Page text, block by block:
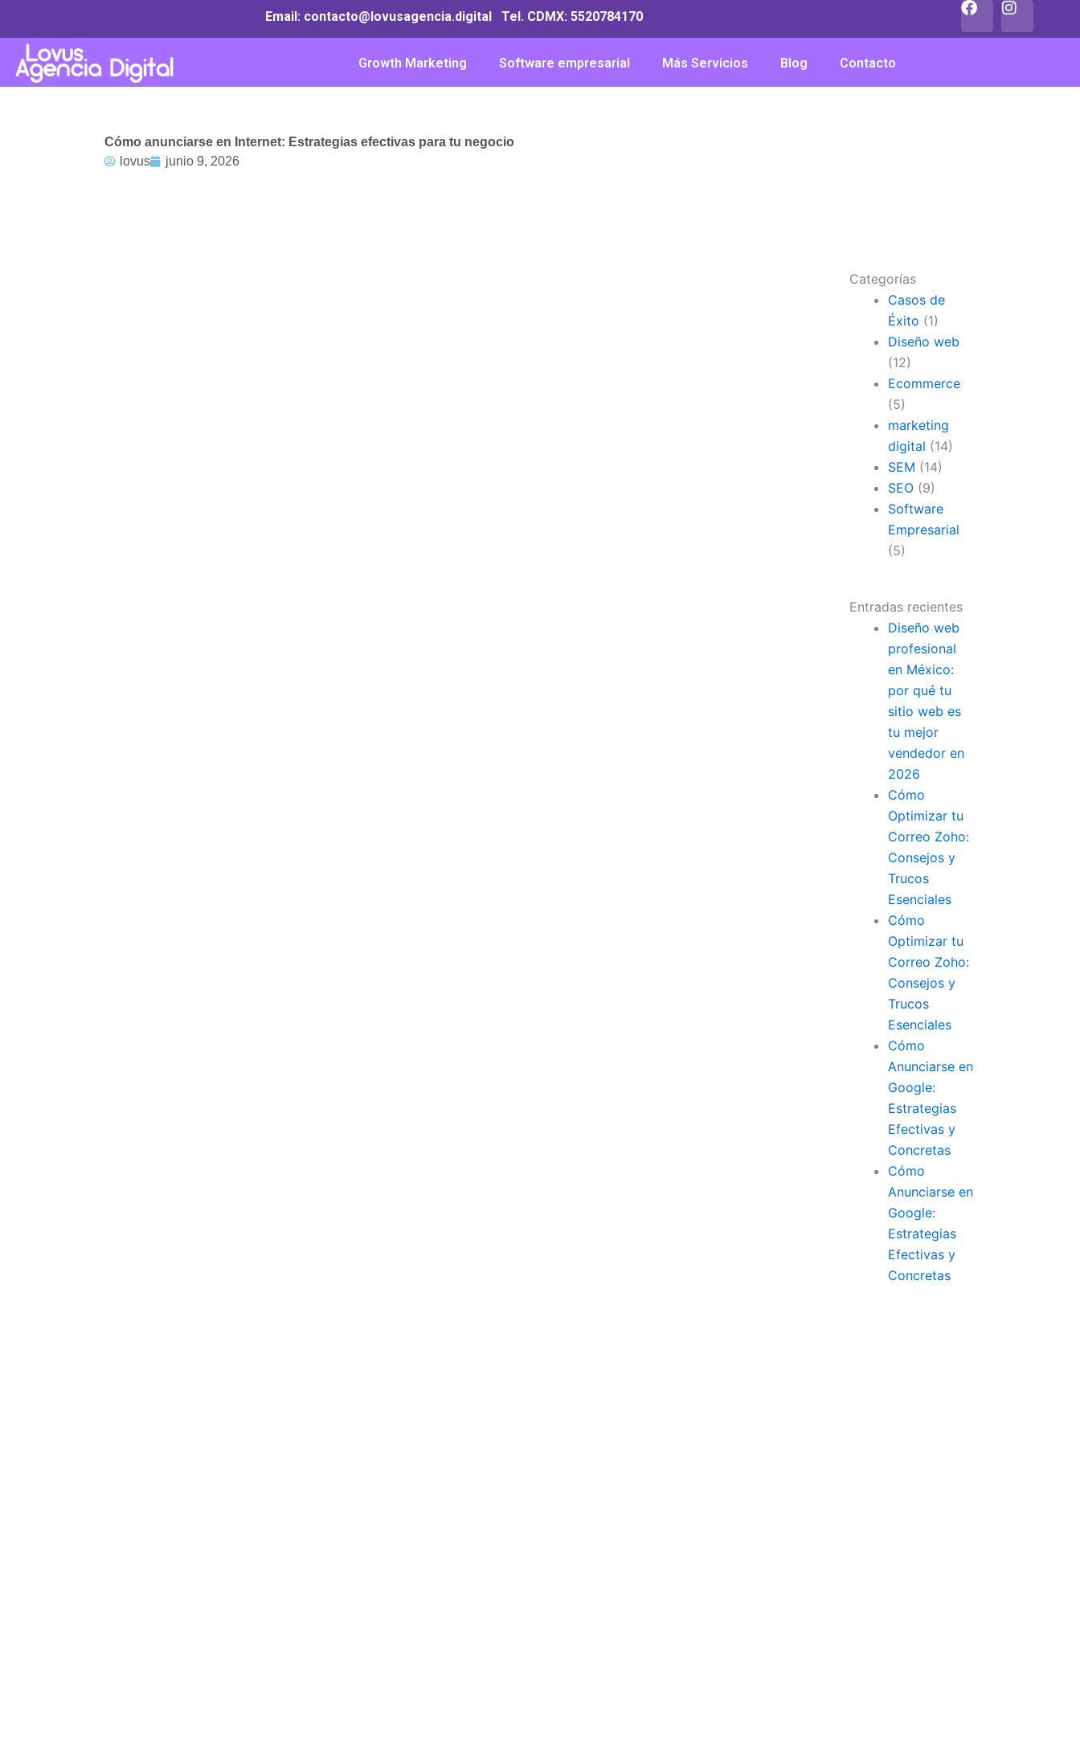
contenido
Email: contacto@lovusagencia.digital Tel. CDMX:5520784170
F
c
o
s
g
Growth Marketing Software empresarial Más Servicios Blog Contacto
Cómo anunciarse en Internet: Estrategias efectivas para tu negocio
lovus
junio 9, 2026
Categorías
Casos de
Éxito (1)
Diseño web
(12)
Ecommerce
(5)
marketing
digital (14)
SEM (14)
SEO (9)
Software
Empresarial
(5)
Entradas recientes
Diseño web
profesional
en México:
por qué tu
sitio web es
tu mejor
vendedor en
2026
Cómo
Optimizar tu
Correo Zoho:
Consejos y
Trucos
Esenciales
Cómo
Optimizar tu
Correo Zoho:
Consejos y
Trucos
Esenciales
Cómo
Anunciarse en
Google:
Estrategias
Efectivas y
Concretas
Cómo
Anunciarse en
Google:
Estrategias
Efectivas y
Concretas